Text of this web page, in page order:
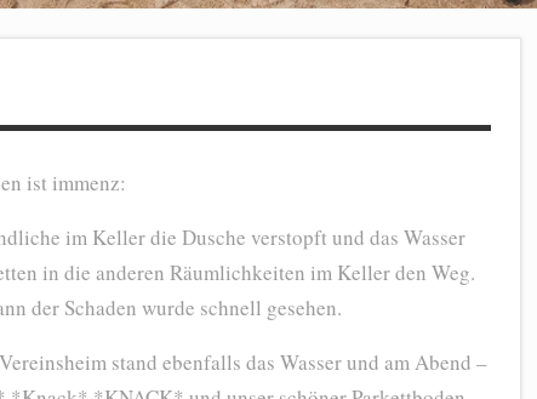
ist immenz:
im Keller die Dusche verstopft und das Wasser
in die anderen Räumlichkeiten im Keller den Weg.
der Schaden wurde schnell gesehen.
stand ebenfalls das Wasser und am Abend –